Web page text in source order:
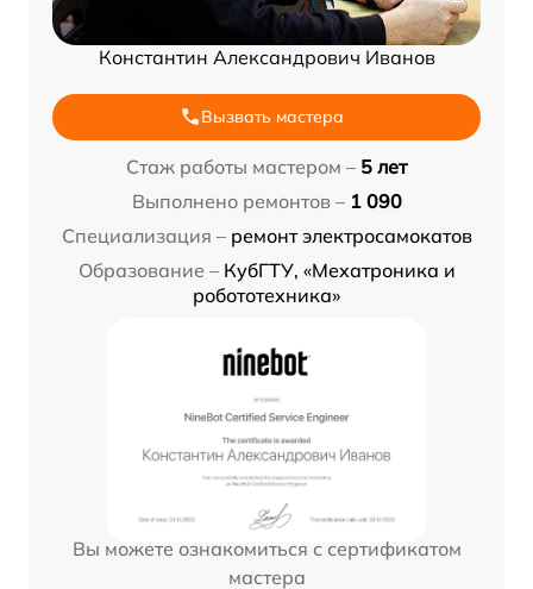
Константин Александрович Иванов
Вызвать мастера
Стаж работы мастером – 5 лет
Выполнено ремонтов – 1 090
Специализация – ремонт электросамокатов
Образование – КубГТУ, «Мехатроника и
робототехника»
Вы можете ознакомиться с сертификатом
мастера